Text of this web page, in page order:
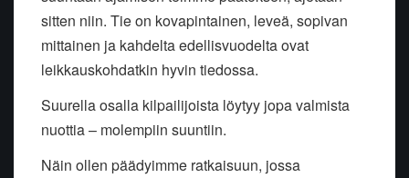
sitten niin. Tie on kovapintainen, leveä, sopivan
mittainen ja kahdelta edellisvuodelta ovat
leikkauskohdatkin hyvin tiedossa.
Suurella osalla kilpailijoista löytyy jopa valmista
nuottia – molempiin suuntiin.
Näin ollen päädyimme ratkaisuun, jossa